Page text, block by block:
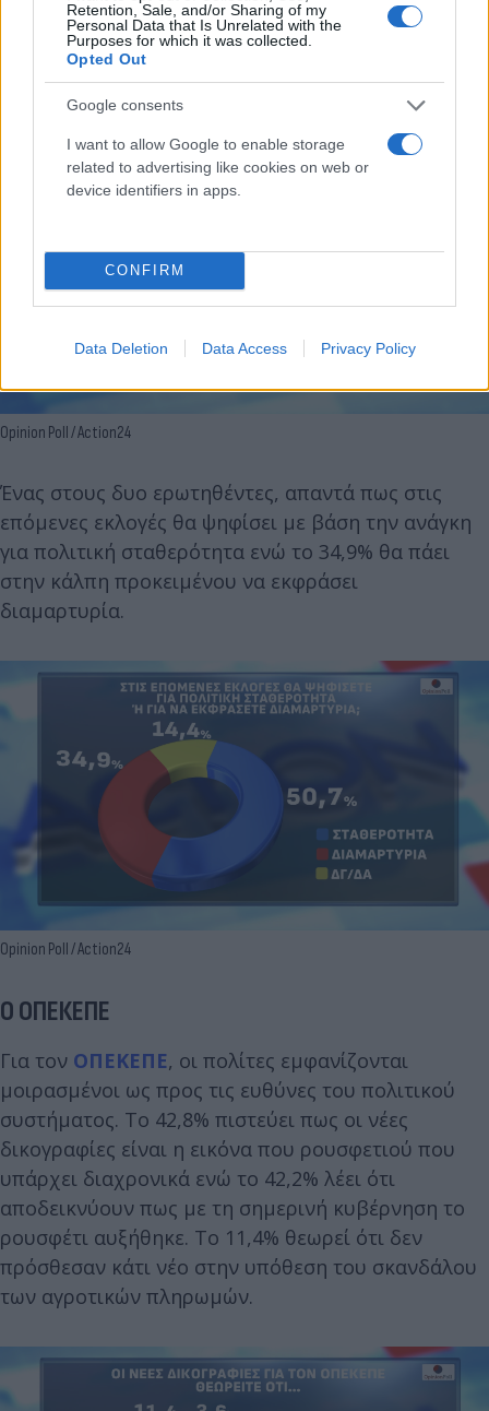
Retention, Sale, and/or Sharing of my
Personal Data that Is Unrelated with the
Purposes for which it was collected.
Opted Out
Google consents
I want to allow Google to enable storage
related to advertising like cookies on web or
device identifiers in apps.
CONFIRM
Data Deletion Data Access Privacy Policy
των ερωτηθέντων ενώ το 24,6% πιστεύει πως οι
εκλογές θα πρέπει να γίνουν το Φθινόπωρο.
Εκλογές άμεσα ζητά το 28,4 των ερωτηθέντων.
Opinion Poll / Action24
Ένας στους δυο ερωτηθέντες, απαντά πως στις
επόμενες εκλογές θα ψηφίσει με βάση την ανάγκη
για πολιτική σταθερότητα ενώ το 34,9% θα πάει
στην κάλπη προκειμένου να εκφράσει
διαμαρτυρία.
Opinion Poll / Action24
Ο ΟΠΕΚΕΠΕ
Για τον ΟΠΕΚΕΠΕ, οι πολίτες εμφανίζονται
μοιρασμένοι ως προς τις ευθύνες του πολιτικού
συστήματος. Το 42,8% πιστεύει πως οι νέες
δικογραφίες είναι η εικόνα που ρουσφετιού που
υπάρχει διαχρονικά ενώ το 42,2% λέει ότι
αποδεικνύουν πως με τη σημερινή κυβέρνηση το
ρουσφέτι αυξήθηκε. Το 11,4% θεωρεί ότι δεν
πρόσθεσαν κάτι νέο στην υπόθεση του σκανδάλου
των αγροτικών πληρωμών.